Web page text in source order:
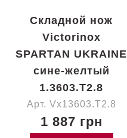
Складной нож
Victorinox
SPARTAN UKRAINE
сине-желтый
1.3603.T2.8
Арт. Vx13603.T2.8
1 887 грн